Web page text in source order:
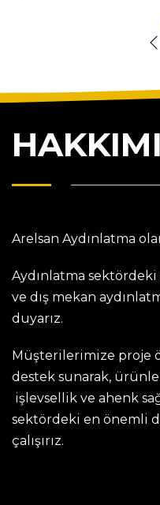
Arelsan Aydınlatma
Aydınlatma
ve dış mekan
duyarız.
Müşterilerimize proje
destek sunarak,
işlevsellik ve ahenk
sektördeki en önemli
çalışırız.